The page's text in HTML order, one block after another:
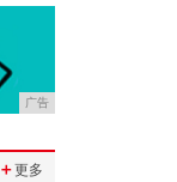
广告
＋更多